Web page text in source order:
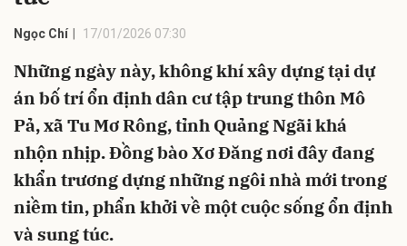
Ngọc Chí 17/01/2026 07:30
Những ngày này, không khí xây dựng tại dự
án bố trí ổn định dân cư tập trung thôn Mô
Pả, xã Tu Mơ Rông, tỉnh Quảng Ngãi khá
nhộn nhịp. Đồng bào Xơ Đăng nơi đây đang
khẩn trương dựng những ngôi nhà mới trong
niềm tin, phẩn khởi về một cuộc sống ổn định
và sung túc.